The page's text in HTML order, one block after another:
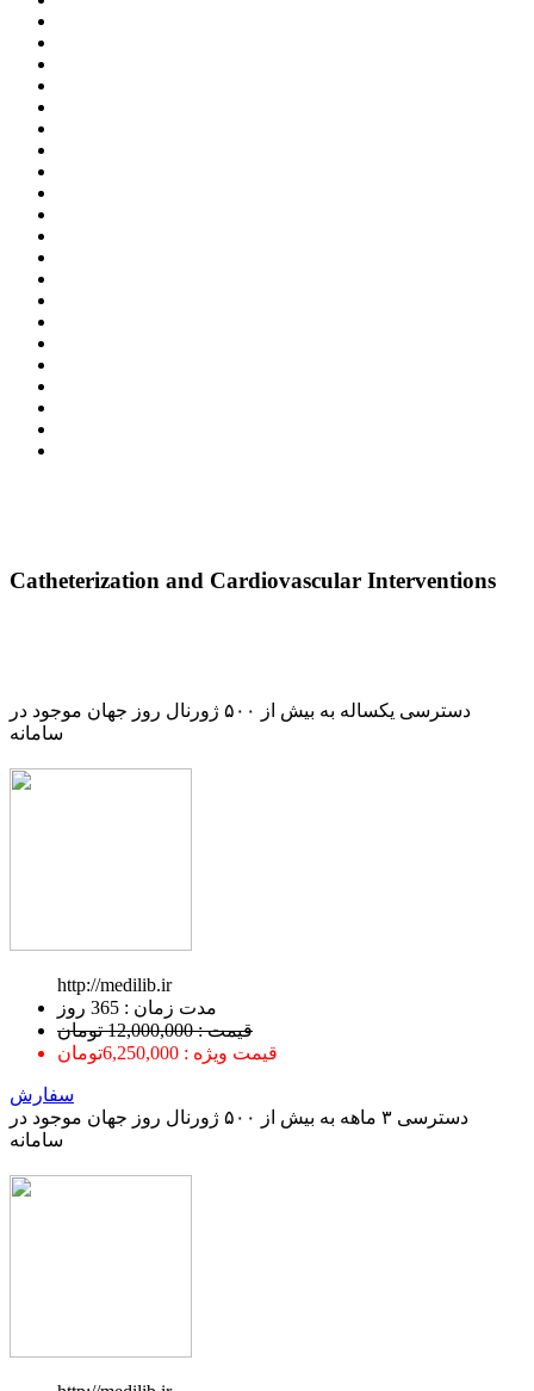
Catheterization and Cardiovascular Interventions
دسترسی یکساله به بیش از ۵۰۰ ژورنال روز جهان موجود در
سامانه
http://medilib.ir
ﻣﺪﺕ ﺯﻣﺎﻥ : 365 ﺭﻭﺯ
قیمت : 12,000,000 تومان
قیمت ویژه : 6,250,000تومان
سفارش
دسترسی ۳ ماهه به بیش از ۵۰۰ ژورنال روز جهان موجود در
سامانه